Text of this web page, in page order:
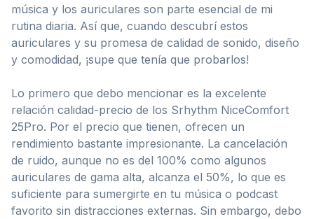
música y los auriculares son parte esencial de mi
rutina diaria. Así que, cuando descubrí estos
auriculares y su promesa de calidad de sonido, diseño
y comodidad, ¡supe que tenía que probarlos!
Lo primero que debo mencionar es la excelente
relación calidad-precio de los Srhythm NiceComfort
25Pro. Por el precio que tienen, ofrecen un
rendimiento bastante impresionante. La cancelación
de ruido, aunque no es del 100% como algunos
auriculares de gama alta, alcanza el 50%, lo que es
suficiente para sumergirte en tu música o podcast
favorito sin distracciones externas. Sin embargo, debo